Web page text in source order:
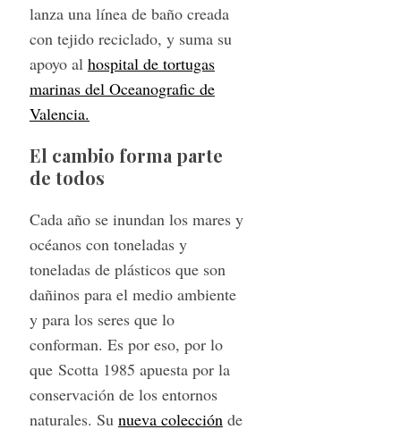
lanza una línea de baño creada
con tejido reciclado, y suma su
apoyo al hospital de tortugas
marinas del Oceanografic de
Valencia.
El cambio forma parte
de todos
Cada año se inundan los mares y
océanos con toneladas y
toneladas de plásticos que son
dañinos para el medio ambiente
y para los seres que lo
conforman. Es por eso, por lo
que Scotta 1985 apuesta por la
conservación de los entornos
naturales. Su nueva colección de